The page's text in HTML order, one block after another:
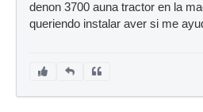
denon 3700 auna tractor en la
queriendo instalar aver si me